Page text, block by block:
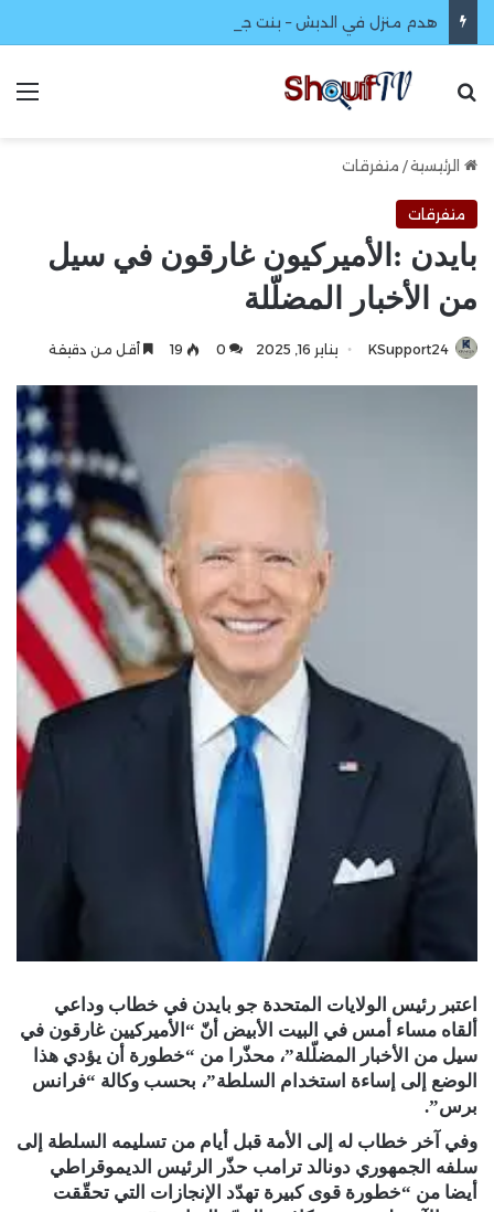
بحث عن
الرئيسية/ متفرقات
متفرقات
بايدن :الأميركيون غارقون في سيل
من الأخبار المضلّلة
KSupport24 يناير 16, 2025 0
19 أقل من دقيقة
اعتبر رئيس الولايات المتحدة جو بايدن في خطاب وداعي
ألقاه مساء أمس في البيت الأبيض أنّ “الأميركيين غارقون في
سيل من الأخبار المضلّلة”، محذّرا من “خطورة أن يؤدي هذا
الوضع إلى إساءة استخدام السلطة”، بحسب وكالة “فرانس
برس”.
وفي آخر خطاب له إلى الأمة قبل أيام من تسليمه السلطة إلى
سلفه الجمهوري دونالد ترامب حذّر الرئيس الديموقراطي
أيضا من “خطورة قوى كبيرة تهدّد الإنجازات التي تحقّقت